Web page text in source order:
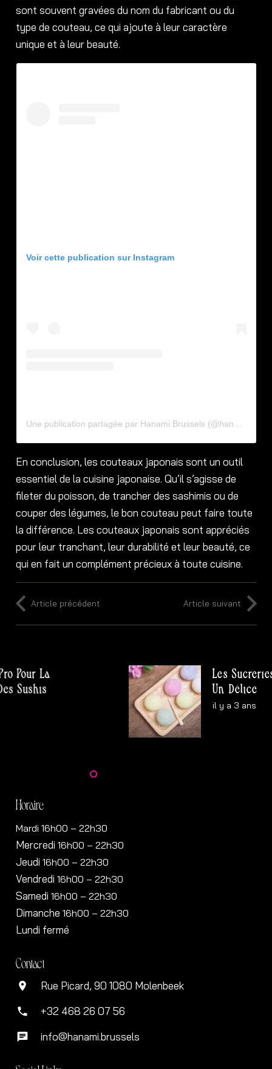
sont souvent gravées du nom du fabricant ou du
type de couteau, ce qui ajoute à leur caractère
unique et à leur beauté.
Voir cette publication sur Instagram
En conclusion, les couteaux japonais sont un outil
essentiel de la cuisine japonaise. Qu’il s’agisse de
fileter du poisson, de trancher des sashimis ou de
couper des légumes, le bon couteau peut faire toute
la différence. Les couteaux japonais sont appréciés
pour leur tranchant, leur durabilité et leur beauté, ce
qui en fait un complément précieux à toute cuisine.
Article précédent Article suivant
La
Les Sucreries
Un Délice
il y a 3 ans
Horaire
Mardi 16h00 – 22h30
Mercredi 16h00 – 22h30
Jeudi 16h00 – 22h30
Vendredi 16h00 – 22h30
Samedi 16h00 – 22h30
Dimanche 16h00 – 22h30
Lundi fermé
Contact
location_on Rue Picard, 90 1080 Molenbeek
phone +32 468 26 07 56
chat info@hanami.brussels